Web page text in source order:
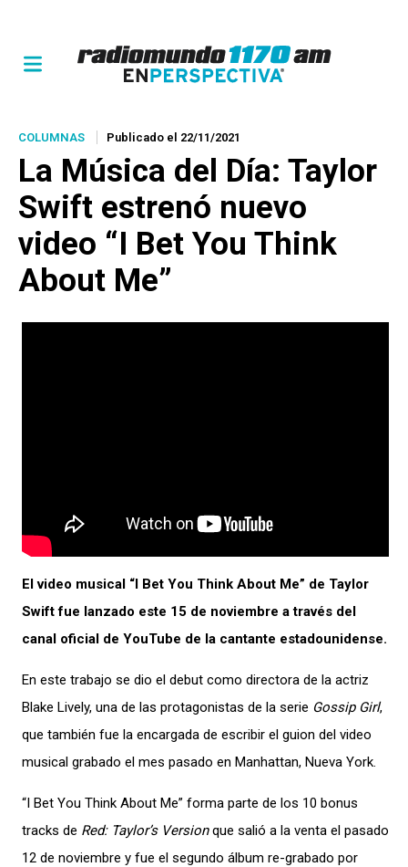
COLUMNAS Publicado el 22/11/2021
La Música del Día: Taylor
Swift estrenó nuevo
video “I Bet You Think
About Me”
El video musical “I Bet You Think About Me” de Taylor
Swift fue lanzado este 15 de noviembre a través del
canal oficial de YouTube de la cantante estadounidense.
En este trabajo se dio el debut como directora de la actriz
Blake Lively, una de las protagonistas de la serie Gossip Girl,
que también fue la encargada de escribir el guion del video
musical grabado el mes pasado en Manhattan, Nueva York.
“I Bet You Think About Me” forma parte de los 10 bonus
tracks de Red: Taylor’s Versionque salió a la venta el pasado
12 de noviembre y fue el segundo álbum re-grabado por